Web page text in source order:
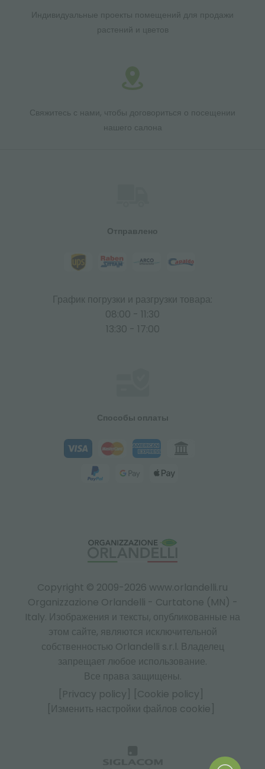
Индивидуальные проекты помещений для продажи
растений и цветов
Свяжитесь с нами, чтобы договориться о посещении
нашего салона
Copyright © 2009-2026 www.orlandelli.ru
Organizzazione Orlandelli - Curtatone (MN) -
Italy. Изображения и тексты, опубликованные на
этом сайте, являются исключительной
собственностью Orlandelli s.r.l. Владелец
запрещает любое использование.
Все права защищены.
[Privacy policy]
[Cookie policy]
[Изменить настройки файлов cookie]
Отправлено
График погрузки и разгрузки товара:
08:00 - 11:30
13:30 - 17:00
Способы оплаты